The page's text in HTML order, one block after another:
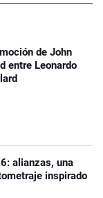
de John
entre Leonardo
alianzas, una
inspirado